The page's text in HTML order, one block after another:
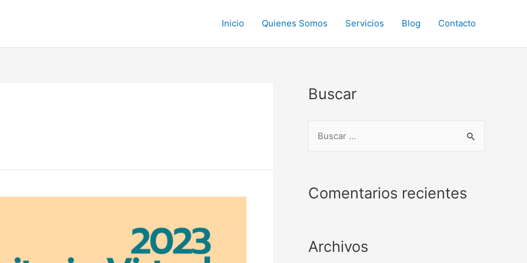
Inicio Quienes Somos Servicios Blog Contacto
Buscar
a
o
Comentarios recientes
Archivos